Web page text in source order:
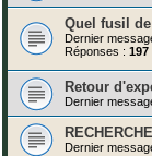
Quel fusil
Dernier
Réponses : 197
Retour
Dernier
Dernier